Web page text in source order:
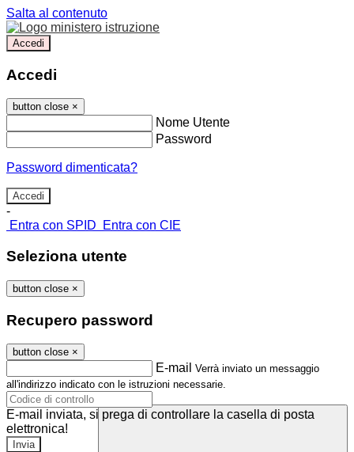
Salta al contenuto
Accedi
Accedi
button close ×
Nome Utente
Password
Password dimenticata?
-
Entra con SPID
Entra con CIE
Seleziona utente
button close ×
Recupero password
button close ×
E-mail Verrà inviato un messaggio
all'indirizzo indicato con le istruzioni necessarie.
E-mail inviata, si prega di controllare la casella di posta
elettronica!